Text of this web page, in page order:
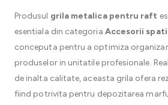
Produsul grila metalica pentru raft
esentiala din categoria Accesorii
conceputa pentru a optimiza
produselor in unitatile profesionale.
de inalta calitate, aceasta grila ofera
fiind potrivita pentru depozitarea